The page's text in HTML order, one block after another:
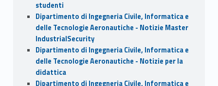
studenti
Dipartimento di Ingegneria Civile, Informatica e
delle Tecnologie Aeronautiche - Notizie Master
IndustrialSecurity
Dipartimento di Ingegneria Civile, Informatica e
delle Tecnologie Aeronautiche - Notizie per la
didattica
Dipartimento di Ingegneria Civile, Informatica e